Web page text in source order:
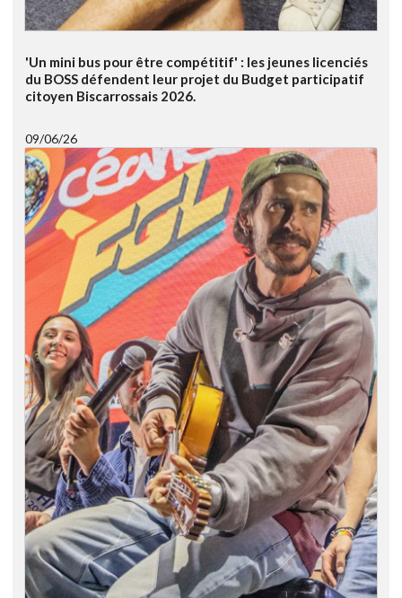
'Un mini bus pour être compétitif' : les jeunes licenciés
du BOSS défendent leur projet du Budget participatif
citoyen Biscarrossais 2026.
09/06/26